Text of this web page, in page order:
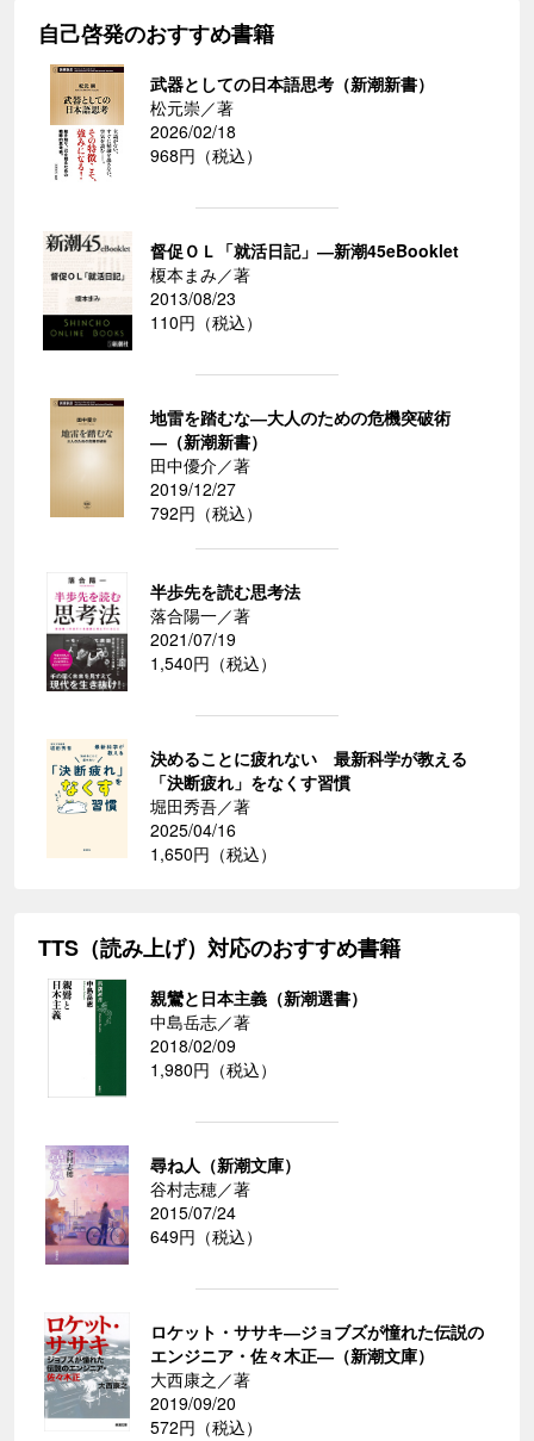
自己啓発のおすすめ書籍
武器としての日本語思考（新潮新書）
松元崇／著
2026/02/18
968円（税込）
督促ＯＬ「就活日記」―新潮45eBooklet
榎本まみ／著
2013/08/23
110円（税込）
地雷を踏むな―大人のための危機突破術
―（新潮新書）
田中優介／著
2019/12/27
792円（税込）
半歩先を読む思考法
落合陽一／著
2021/07/19
1,540円（税込）
決めることに疲れない 最新科学が教える
「決断疲れ」をなくす習慣
堀田秀吾／著
2025/04/16
1,650円（税込）
TTS（読み上げ）対応のおすすめ書籍
親鸞と日本主義（新潮選書）
中島岳志／著
2018/02/09
1,980円（税込）
尋ね人（新潮文庫）
谷村志穂／著
2015/07/24
649円（税込）
ロケット・ササキ―ジョブズが憧れた伝説の
エンジニア・佐々木正―（新潮文庫）
大西康之／著
2019/09/20
572円（税込）